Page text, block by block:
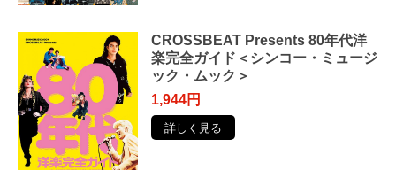
CROSSBEAT Presents 80年代洋
楽完全ガイド＜シンコー・ミュージ
ック・ムック＞
1,944円
詳しく見る